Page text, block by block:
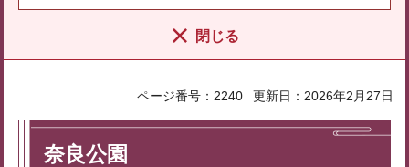
閉じる
ページ番号：2240 更新日：2026年2月27日
奈良公園